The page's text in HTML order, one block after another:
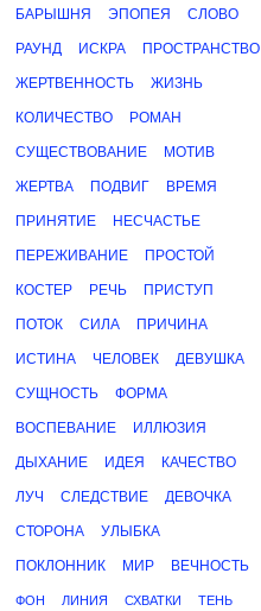
БАРЫШНЯ ЭПОПЕЯ СЛОВО
РАУНД ИСКРА ПРОСТРАНСТВО
ЖЕРТВЕННОСТЬ ЖИЗНЬ
КОЛИЧЕСТВО РОМАН
СУЩЕСТВОВАНИЕ МОТИВ
ЖЕРТВА ПОДВИГ ВРЕМЯ
ПРИНЯТИЕ НЕСЧАСТЬЕ
ПЕРЕЖИВАНИЕ ПРОСТОЙ
КОСТЕР РЕЧЬ ПРИСТУП
ПОТОК СИЛА ПРИЧИНА
ИСТИНА ЧЕЛОВЕК ДЕВУШКА
СУЩНОСТЬ ФОРМА
ВОСПЕВАНИЕ ИЛЛЮЗИЯ
ДЫХАНИЕ ИДЕЯ КАЧЕСТВО
ЛУЧ СЛЕДСТВИЕ ДЕВОЧКА
СТОРОНА УЛЫБКА
ПОКЛОННИК МИР ВЕЧНОСТЬ
ФОН ЛИНИЯ СХВАТКИ ТЕНЬ